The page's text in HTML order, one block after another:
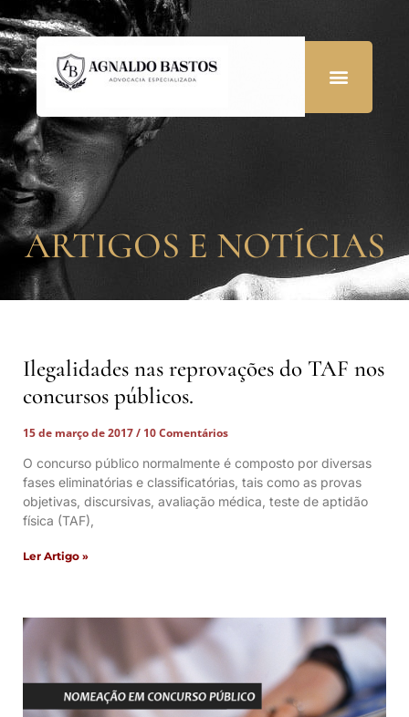
ARTIGOS E NOTÍCIAS
Ilegalidades nas reprovações do TAF nos
concursos públicos.
15 de março de 2017
10 Comentários
O concurso público normalmente é composto por diversas
fases eliminatórias e classificatórias, tais como as provas
objetivas, discursivas, avaliação médica, teste de aptidão
física (TAF),
Ler Artigo »